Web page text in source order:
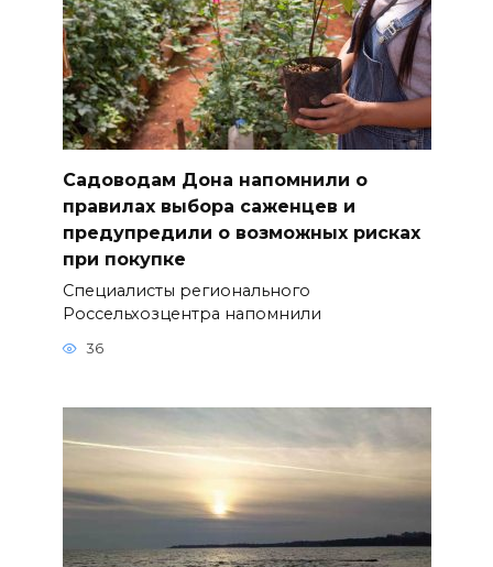
Садоводам Дона напомнили о
правилах выбора саженцев и
предупредили о возможных рисках
при покупке
Специалисты регионального
Россельхозцентра напомнили
36